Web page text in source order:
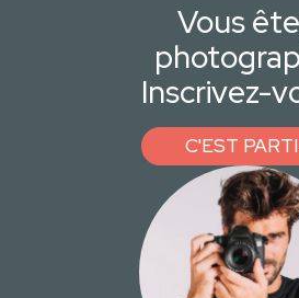
Vous
Inscrivez-
C'EST PARTI